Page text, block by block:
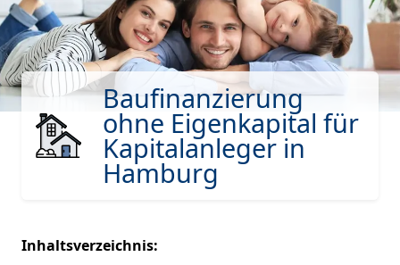
Baufinanzierung
ohne Eigenkapital für
Kapitalanleger in
Hamburg
Inhaltsverzeichnis: